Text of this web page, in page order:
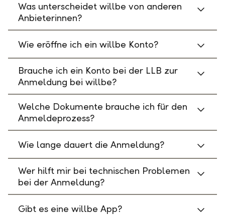
Was unterscheidet willbe von anderen
Anbieterinnen?
Wie eröffne ich ein willbe Konto?
Brauche ich ein Konto bei der LLB zur
Anmeldung bei willbe?
Welche Dokumente brauche ich für den
Anmeldeprozess?
Wie lange dauert die Anmeldung?
Wer hilft mir bei technischen Problemen
bei der Anmeldung?
Gibt es eine willbe App?